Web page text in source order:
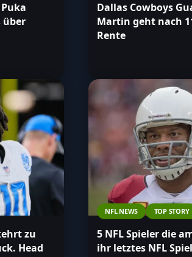
über
Dallas Cowboys
Martin geht nach
Rente
zu
Head
NFL NEWS TOP STORY
5 NFL Spieler die
ihr letztes NFL